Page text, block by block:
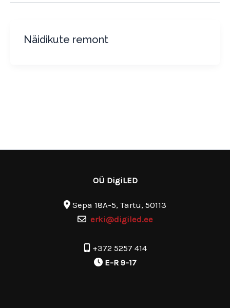
Näidikute remont
OÜ DigiLED
Sepa 18A-5, Tartu, 50113
erki@digiled.ee
+372 5257 414
E-R 9-17